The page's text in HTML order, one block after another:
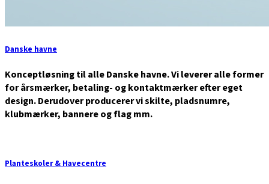
Danske havne
Konceptløsning til alle Danske havne. Vi leverer alle former
for årsmærker, betaling- og kontaktmærker efter eget
design. Derudover producerer vi skilte, pladsnumre,
klubmærker, bannere og flag mm.
Planteskoler & Havecentre